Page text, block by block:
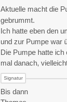
Aktuelle macht die
gebrummt.
Ich hatte eben den
und zur Pumpe war
Die Pumpe hatte
mal danach,
Bis dann